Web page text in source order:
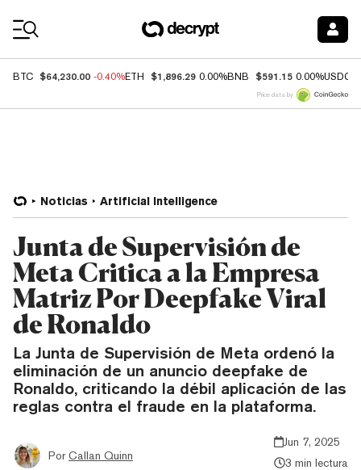
BTC $64,230.00 -0.40%ETH $1,896.29 0.00%BNB $591.15 0.00%USDC
Price data by
Noticias Artificial Intelligence
Junta de Supervisión de
Meta Critica a la Empresa
Matriz Por Deepfake Viral
de Ronaldo
La Junta de Supervisión de Meta ordenó la
eliminación de un anuncio deepfake de
Ronaldo, criticando la débil aplicación de las
reglas contra el fraude en la plataforma.
Por Callan Quinn
Jun 7, 2025
3 min lectura